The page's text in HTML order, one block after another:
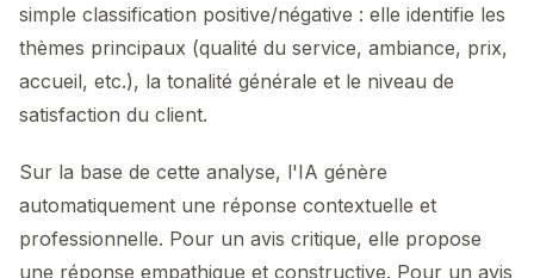
simple classification positive/négative : elle identifie les
thèmes principaux (qualité du service, ambiance, prix,
accueil, etc.), la tonalité générale et le niveau de
satisfaction du client.
Sur la base de cette analyse, l'IA génère
automatiquement une réponse contextuelle et
professionnelle. Pour un avis critique, elle propose
une réponse empathique et constructive. Pour un avis